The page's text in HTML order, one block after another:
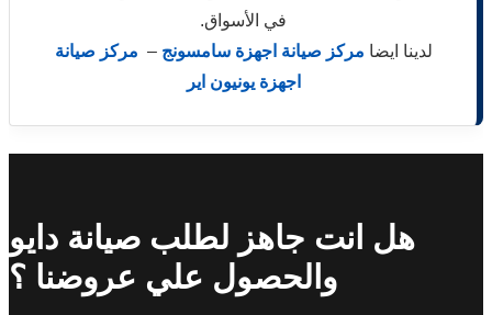
في الأسواق.
لدينا ايضا مركز صيانة اجهزة سامسونج – مركز صيانة
اجهزة يونيون اير
هل انت جاهز لطلب صيانة دايو
والحصول علي عروضنا ؟